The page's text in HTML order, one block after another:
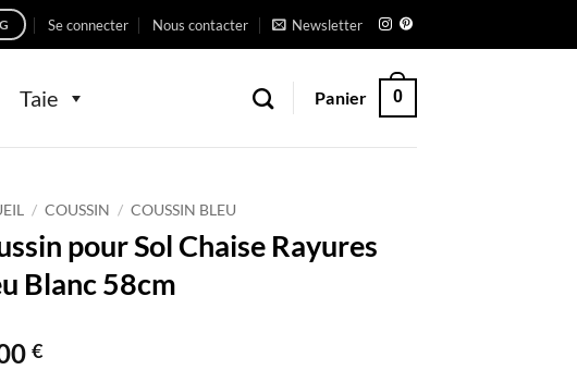
Se connecter Nous contacter Newsletter
Taie Panier 0
/ COUSSIN / COUSSIN BLEU
pour Sol Chaise Rayures
Blanc 58cm
€